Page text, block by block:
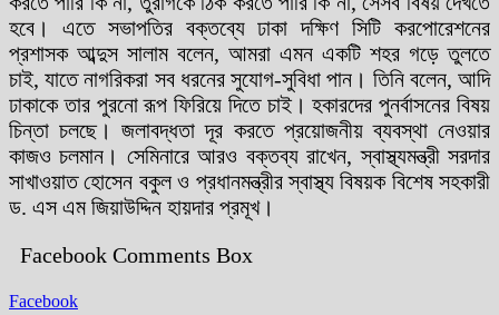
হবে। এতে সভাপতির বক্তব্যে ঢাকা দক্ষিণ সিটি করপোরেশনের
প্রশাসক আব্দুস সালাম বলেন, আমরা এমন একটি শহর গড়ে তুলতে
চাই, যাতে নাগরিকরা সব ধরনের সুযোগ-সুবিধা পান। তিনি বলেন, আদি
ঢাকাকে তার পুরনো রূপ ফিরিয়ে দিতে চাই। হকারদের পুনর্বাসনের বিষয়
চিন্তা চলছে। জলাবদ্ধতা দূর করতে প্রয়োজনীয় ব্যবস্থা নেওয়ার
কাজও চলমান। সেমিনারে আরও বক্তব্য রাখেন, স্বাস্থ্যমন্ত্রী সরদার
সাখাওয়াত হোসেন বকুল ও প্রধানমন্ত্রীর স্বাস্থ্য বিষয়ক বিশেষ সহকারী
ড. এস এম জিয়াউদ্দিন হায়দার প্রমূখ।
Facebook Comments Box
Facebook